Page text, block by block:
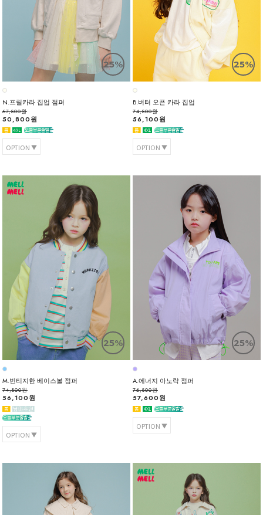
25%
N.프릴카라 집업 점퍼
67,800원
50,800원
OPTION
25%
B.버터 오픈 카라 집업
74,800원
56,100원
OPTION
25%
M.빈티지한 베이스볼 점퍼
74,800원
56,100원
OPTION
25%
A.에너지 아노락 점퍼
76,800원
57,600원
OPTION